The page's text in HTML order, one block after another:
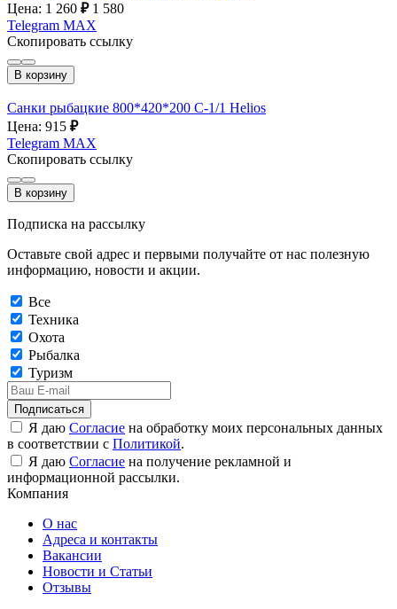
Цена: 1 260 ₽ 1 580
Telegram MAX
Скопировать ссылку
В корзину
Санки рыбацкие 800*420*200 С-1/1 Helios
Цена: 915 ₽
Telegram MAX
Скопировать ссылку
В корзину
Подписка на рассылку
Оставьте свой адрес и первыми получайте от нас полезную
информацию, новости и акции.
Все
Техника
Охота
Рыбалка
Туризм
Подписаться
Я даю Согласие на обработку моих персональных данных
в соответствии с Политикой.
Я даю Согласие на получение рекламной и
информационной рассылки.
Компания
О нас
Адреса и контакты
Вакансии
Новости и Статьи
Отзывы